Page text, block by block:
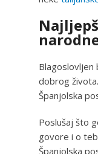
Blagoslovljen
dobrog života.
Španjolska
Poslušaj što
govore i o
Španjolska